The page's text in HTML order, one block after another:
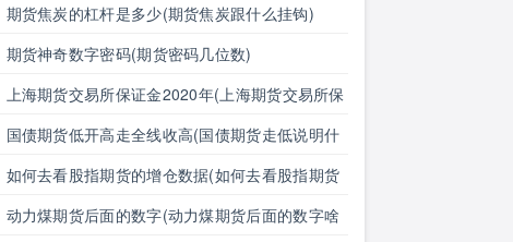
主力资金再进场什么意思)
期货焦炭的杠杆是多少(期货焦炭跟什么挂钩)
期货神奇数字密码(期货密码几位数)
上海期货交易所保证金2020年(上海期货交易所保
证金2020年是多少)
国债期货低开高走全线收高(国债期货走低说明什
么)
如何去看股指期货的增仓数据(如何去看股指期货
的增仓数据呢)
动力煤期货后面的数字(动力煤期货后面的数字啥